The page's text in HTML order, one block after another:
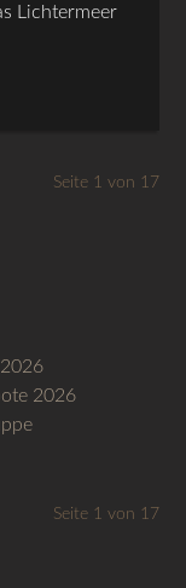
Lichtermeer
Seite 1 von 17
2026
Seite 1 von 17